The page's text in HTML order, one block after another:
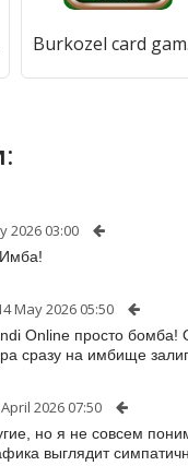
2026 03:00
Имба!
May 2026 05:50
Online просто бомба!
сразу на имбище
2026 07:50
но я не совсем
выглядит